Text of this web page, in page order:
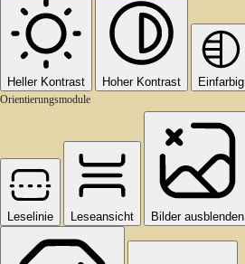
Heller Kontrast Hoher Kontrast Einfarbig
Orientierungsmodule
Leselinie Leseansicht Bilder ausblenden